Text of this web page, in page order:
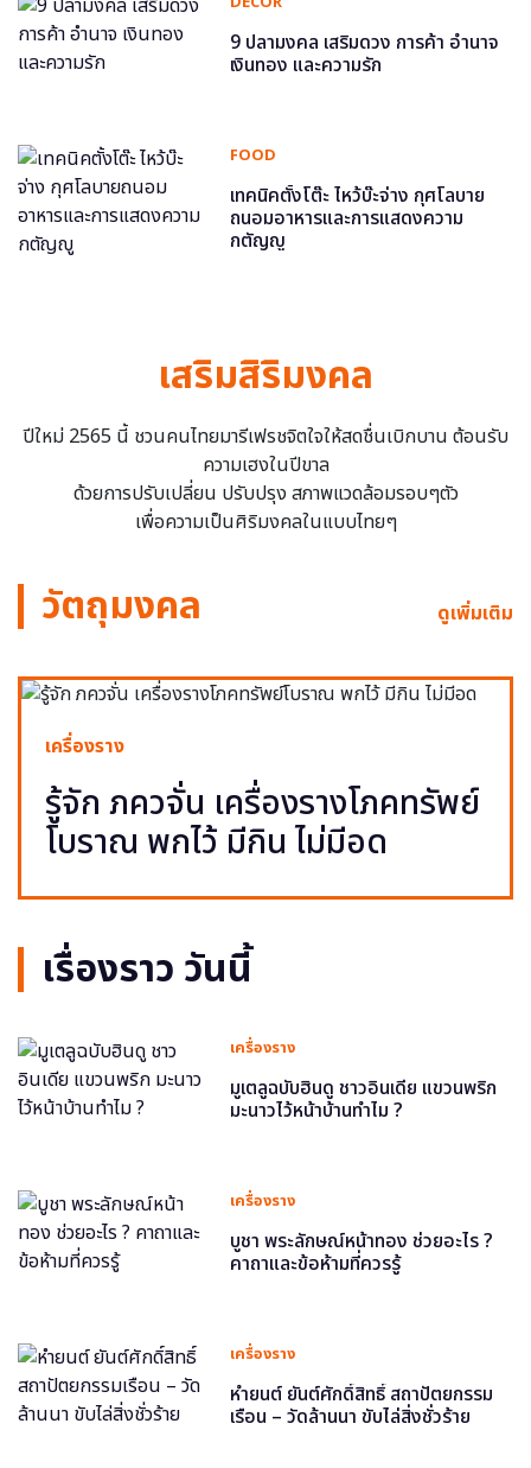
9 ปลามงคล เสริมดวง การค้า อำนาจ
เงินทอง และความรัก
FOOD
เทคนิคตั้งโต๊ะ ไหว้บ๊ะจ่าง กุศโลบาย
ถนอมอาหารและการแสดงความ
กตัญญู
เสริมสิริมงคล
ปีใหม่ 2565 นี้ ชวนคนไทยมารีเฟรชจิตใจให้สดชื่นเบิกบาน ต้อนรับ
ความเฮงในปีขาล
ด้วยการปรับเปลี่ยน ปรับปรุง สภาพแวดล้อมรอบๆตัว
เพื่อความเป็นศิริมงคลในแบบไทยๆ
วัตถุมงคล ดูเพิ่มเติม
เครื่องราง
รู้จัก ภควจั่น เครื่องรางโภคทรัพย์
โบราณ พกไว้ มีกิน ไม่มีอด
เรื่องราว วันนี้
เครื่องราง
มูเตลูฉบับฮินดู ชาวอินเดีย แขวนพริก
มะนาวไว้หน้าบ้านทำไม ?
เครื่องราง
บูชา พระลักษณ์หน้าทอง ช่วยอะไร ?
คาถาและข้อห้ามที่ควรรู้
เครื่องราง
หำยนต์ ยันต์ศักดิ์สิทธิ์ สถาปัตยกรรม
เรือน – วัดล้านนา ขับไล่สิ่งชั่วร้าย